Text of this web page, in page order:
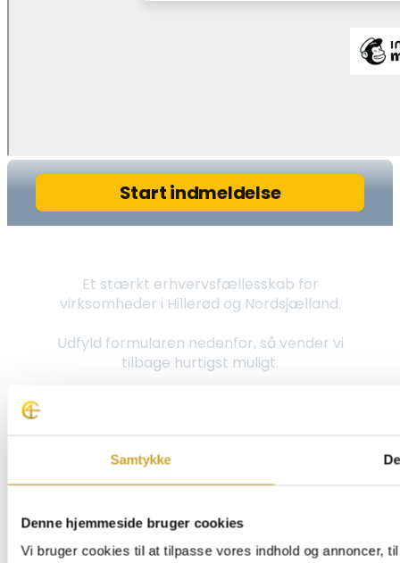
Samtykke
Denne hjemmeside bruger cookies
Vi bruger cookies til at tilpasse vores indhold og annoncer,